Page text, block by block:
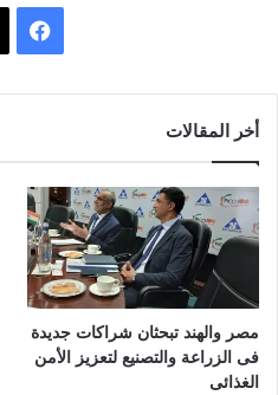
و
ك
أخر المقالات
مصر والهند تبحثان شراكات جديدة
فى الزراعة والتصنيع لتعزيز الأمن
الغذائى